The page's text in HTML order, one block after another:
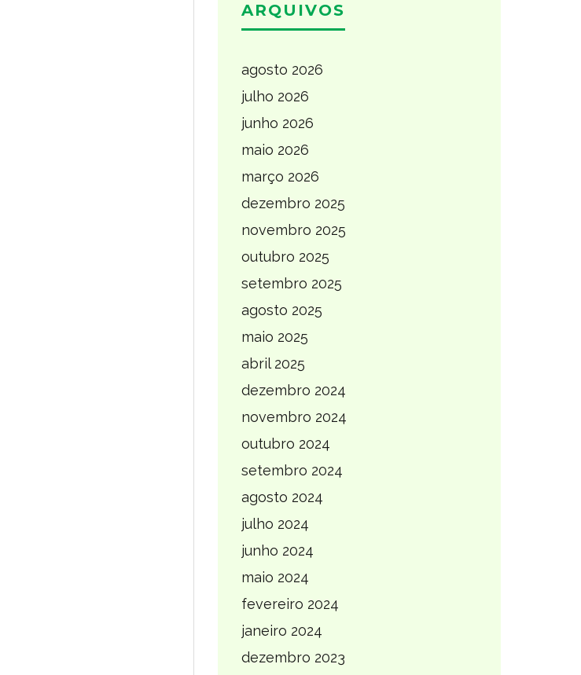
ARQUIVOS
agosto 2026
julho 2026
junho 2026
maio 2026
março 2026
dezembro 2025
novembro 2025
outubro 2025
setembro 2025
agosto 2025
maio 2025
abril 2025
dezembro 2024
novembro 2024
outubro 2024
setembro 2024
agosto 2024
julho 2024
junho 2024
maio 2024
fevereiro 2024
janeiro 2024
dezembro 2023